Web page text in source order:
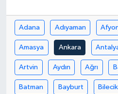
Adana Adıyaman
Amasya Ankara
Artvin Aydın Ağrı
Batman Bayburt Bilecik